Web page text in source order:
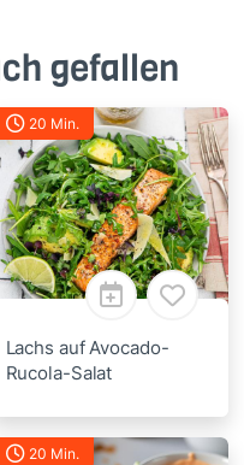
gefallen
20 Min.
Lachs auf Avocado-
Rucola-Salat
20 Min.